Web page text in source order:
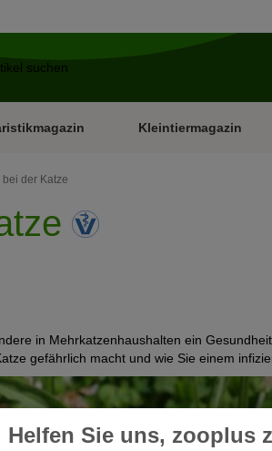
Kleintiermagazin
der Katze
in Mehrkatzenhaushalten ein
gefährlich macht und wie Sie einem
Helfen Sie uns, zooplus